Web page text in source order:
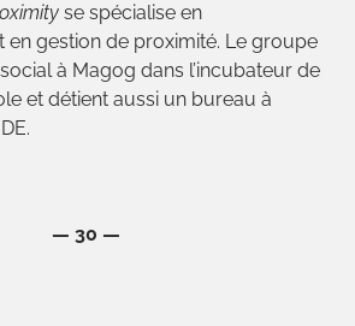
se spécialise en
en gestion de proximité. Le groupe
à Magog dans l’incubateur de
et détient aussi un bureau à
— 30 —